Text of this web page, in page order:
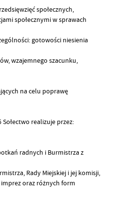
społecznych,
społecznymi w sprawach
gotowości niesienia
wzajemnego szacunku,
na celu poprawę
realizuje przez:
radnych i Burmistrza z
Rady Miejskiej i jej komisji,
oraz różnych form